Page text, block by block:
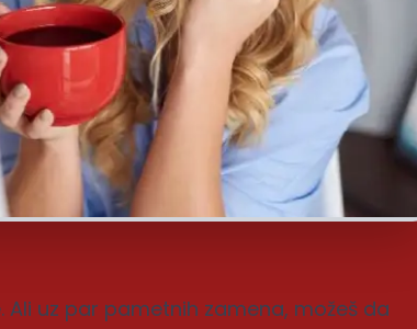
uz par pametnih zamena, možeš da